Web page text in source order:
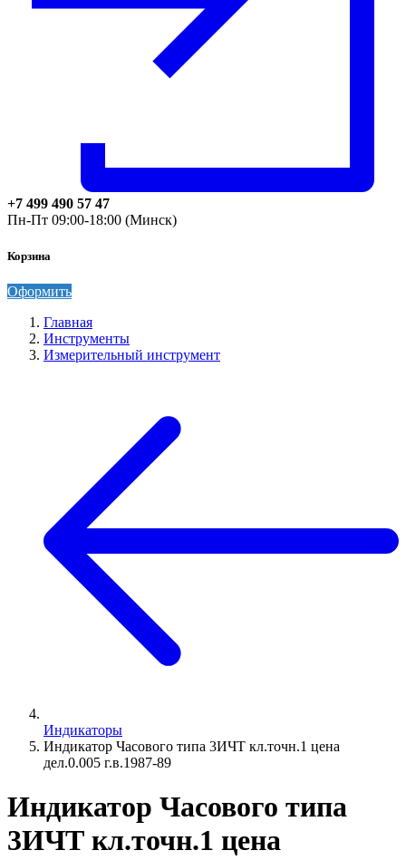
+7 499 490 57 47
Пн-Пт 09:00-18:00 (Минск)
Корзина
Оформить
Главная
Инструменты
Измерительный инструмент
Индикаторы
Индикатор Часового типа 3ИЧТ кл.точн.1 цена
дел.0.005 г.в.1987-89
Индикатор Часового типа
3ИЧТ кл.точн.1 цена